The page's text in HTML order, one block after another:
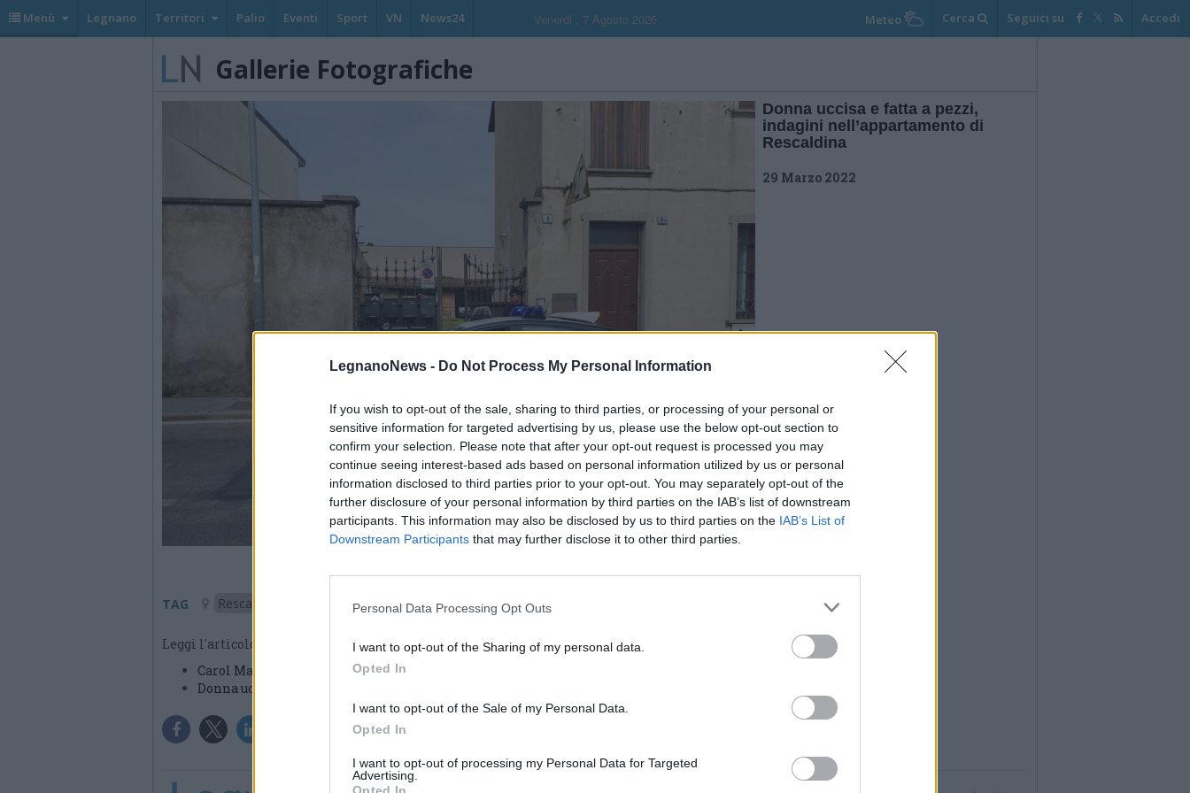
LegnanoNews - Do Not Process My Personal Information
If you wish to opt-out of the sale, sharing to third parties, or processing of your personal or
sensitive information for targeted advertising by us, please use the below opt-out section to
confirm your selection. Please note that after your opt-out request is processed you may
continue seeing interest-based ads based on personal information utilized by us or personal
information disclosed to third parties prior to your opt-out. You may separately opt-out of the
further disclosure of your personal information by third parties on the IAB’s list of downstream
participants. This information may also be disclosed by us to third parties on the IAB’s List of
Downstream Participants that may further disclose it to other third parties.
Personal Data Processing Opt Outs
I want to opt-out of the Sharing of my personal data.
Opted In
I want to opt-out of the Sale of my Personal Data.
Opted In
I want to opt-out of processing my Personal Data for Targeted
Advertising.
Menù Legnano Territori Palio Eventi Sport VN News24 Venerdi , 7 Agosto 2026 Meteo Cerca Seguici su Accedi
Gallerie Fotografiche
1 di 9
TAG
Rescaldina
Leggi l'articolo:
Carol Maltesi uccisa e fatta a pezzi, il sindaco di Rescaldina: «Comunità sconvolta»
Donna uccisa e fatta a pezzi, indagini in una casa di corte a Rescaldina
Donna uccisa e fatta a pezzi,
indagini nell’appartamento di
Rescaldina
29 Marzo 2022